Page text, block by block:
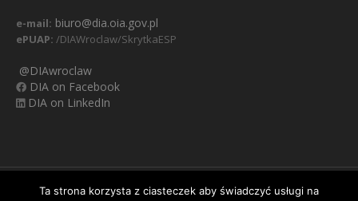
e-mail: biuro@dia.oia.gov.pl
ePUAP: /DIAWroclaw/SkrytkaESP
@DIAwroclaw
DIA on Facebook
DIA on LinkedIn
Nasz Facebook Regulamin Polityka prywatności
Ta strona korzysta z ciasteczek aby świadczyć usługi na